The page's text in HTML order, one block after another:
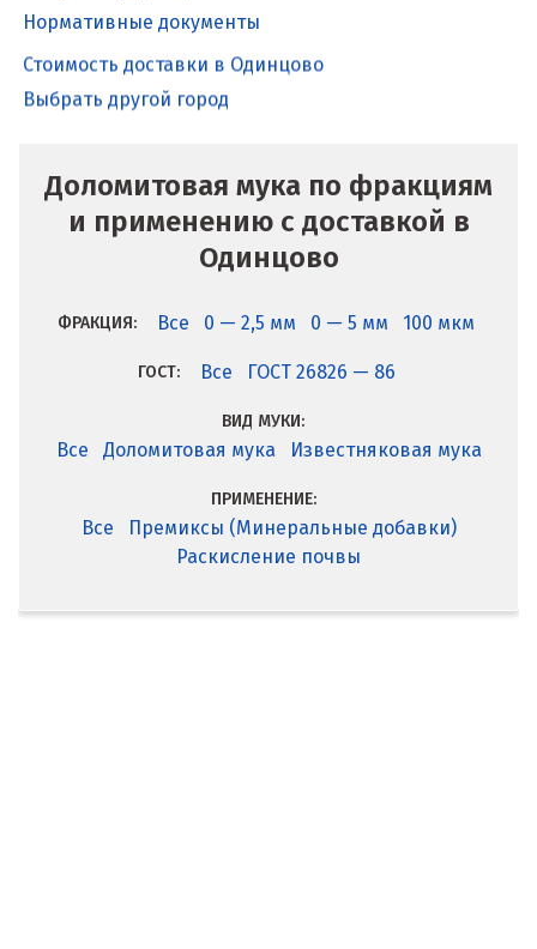
Нормативные документы
Стоимость доставки в Одинцово
Выбрать другой город
Доломитовая мука по фракциям
и применению с доставкой в
Одинцово
ФРАКЦИЯ: Все 0 — 2,5 мм 0 — 5 мм 100 мкм
ГОСТ: Все ГОСТ 26826 — 86
ВИД МУКИ:
Все Доломитовая мука Известняковая мука
ПРИМЕНЕНИЕ:
Все
Премиксы (Минеральные добавки)
Раскисление почвы